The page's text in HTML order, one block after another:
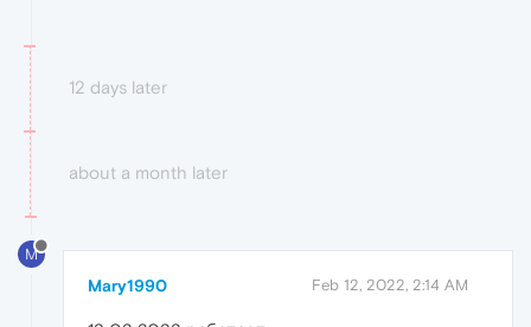
12 days later
about a month later
M
Mary1990 Feb 12, 2022, 2:14 AM